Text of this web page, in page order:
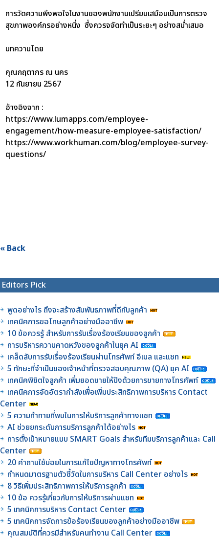
การวัดความพึงพอใจในงานของพนักงานเปรียบเสมือนเป็นการตรวจ
สุขภาพองค์กรอย่างหนึ่ง ซึ่งควรจจัดทำเป็นระยะๆ อย่างสม่ำเสมอ
บทความโดย
คุณกฤตาภร ณ นคร
12 กันยายน 2567
อ้างอิงจาก :
https://www.lumapps.com/employee-
engagement/how-measure-employee-satisfaction/
https://www.workhuman.com/blog/employee-survey-
questions/
« Back
Editors Pick
พูดอย่างไร ถึงจะสร้างสัมพันธภาพที่ดีกับลูกค้า
เทคนิคการขอโทษลูกค้าอย่างมืออาชีพ
10 ข้อควรรู้ สำหรับการรับเรื่องร้องเรียนของลูกค้า
การบริหารความคาดหวังของลูกค้าในยุค AI
เคล็ดลับการรับเรื่องร้องเรียนผ่านโทรศัพท์ อีเมล และแชท
5 ทักษะที่จำเป็นของเจ้าหน้าที่ตรวจสอบคุณภาพ (QA) ยุค AI
เทคนิคพิชิตใจลูกค้า เพิ่มยอดขายให้ปังด้วยการขายทางโทรศัพท์
เทคนิคการจัดอัตรากำลังเพื่อเพิ่มประสิทธิภาพการบริหาร Contact
Center
5 ความท้าทายที่พบในการให้บริการลูกค้าทางแชท
AI ช่วยยกระดับการบริการลูกค้าได้อย่างไร
การตั้งเป้าหมายแบบ SMART Goals สำหรับทีมบริการลูกค้าและ Call
Center
20 คำถามใช้บ่อยในการแก้ไขปัญหาทางโทรศัพท์
กำหนดมาตรฐานตัวชี้วัดในการบริหาร Call Center อย่างไร
8 วิธีเพิ่มประสิทธิภาพการให้บริการลูกค้า
10 ข้อ ควรรู้เกี่ยวกับการให้บริการผ่านแชท
5 เทคนิคการบริหาร Contact Center
5 เทคนิคการจัดการข้อร้องเรียนของลูกค้าอย่างมืออาชีพ
คุณสมบัติที่ควรมีสำหรับคนทำงาน Call Center